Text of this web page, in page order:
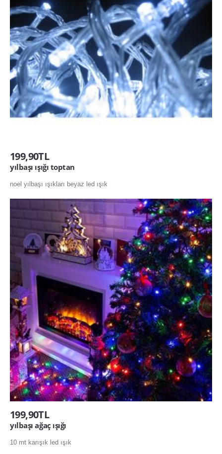
199,90TL
yılbaşı ışığı toptan
noel yılbaşı ışıkları beyaz led ışık
199,90TL
yılbaşı ağaç ışığı
10 mt karışık led ışık